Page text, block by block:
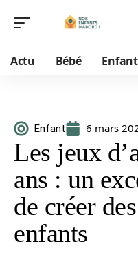
Actu Bébé Enfant
Enfant 6 mars
Les jeux
ans : un
de créer
enfants